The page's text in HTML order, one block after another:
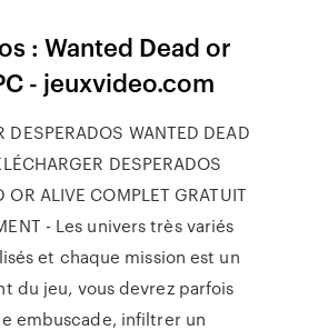
: Wanted Dead or
- jeuxvideo.com
DESPERADOS WANTED DEAD
DESPERADOS
OR ALIVE COMPLET GRATUIT
- Les univers très variés
et chaque mission est un
du jeu, vous devrez parfois
embuscade, infiltrer un